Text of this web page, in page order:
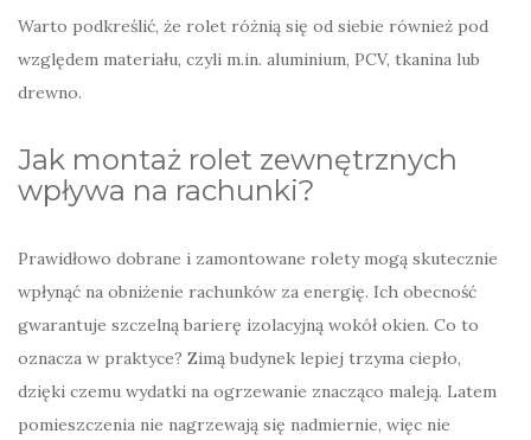
Warto podkreślić, że rolet różnią się od siebie również pod
względem materiału, czyli m.in. aluminium, PCV, tkanina lub
drewno.
Jak montaż rolet zewnętrznych
wpływa na rachunki?
Prawidłowo dobrane i zamontowane rolety mogą skutecznie
wpłynąć na obniżenie rachunków za energię. Ich obecność
gwarantuje szczelną barierę izolacyjną wokół okien. Co to
oznacza w praktyce? Zimą budynek lepiej trzyma ciepło,
dzięki czemu wydatki na ogrzewanie znacząco maleją. Latem
pomieszczenia nie nagrzewają się nadmiernie, więc nie